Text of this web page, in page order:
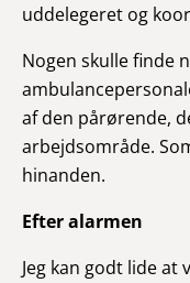
uddelegeret og
Nogen skulle finde
af den pårørende,
arbejdsområde.
hinanden.
Efter alarmen
Jeg kan godt lide